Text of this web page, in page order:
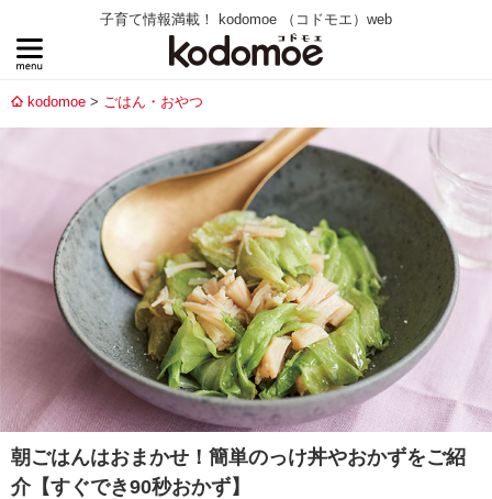
子育て情報満載！ kodomoe （コドモエ）web
kodomoe ごはん・おやつ
朝ごはんはおまかせ！簡単のっけ丼やおかずをご紹
介【すぐでき90秒おかず】